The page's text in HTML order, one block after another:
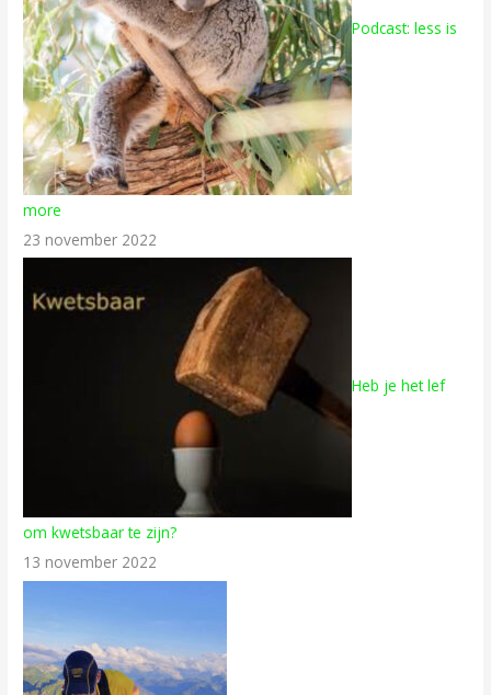
Podcast: less is
more
23 november 2022
Heb je het lef
om kwetsbaar te zijn?
13 november 2022